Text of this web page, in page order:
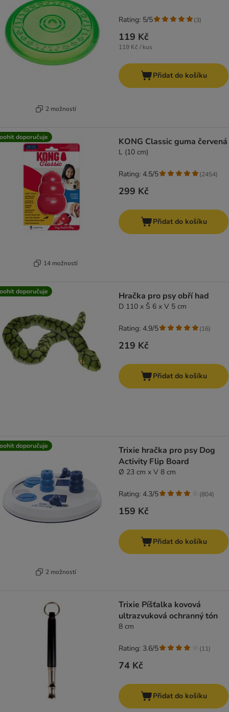
2 možností
119 Kč
119 Kč / kus
Rating: 5/5 (3)
Přidat do košíku
doporučuje
14 možností
KONG Classic guma červená
L (10 cm)
299 Kč
Rating: 4.5/5 (2454)
Přidat do košíku
doporučuje Hračka pro psy obří had
D 110 x Š 6 x V 5 cm
219 Kč
Rating: 4.9/5 (16)
Přidat do košíku
doporučuje
2 možností
Trixie hračka pro psy Dog
Activity Flip Board
Ø 23 cm x V 8 cm
159 Kč
Rating: 4.3/5 (804)
Přidat do košíku
Trixie Píšťalka kovová
ultrazvuková ochranný tón
8 cm
74 Kč
Rating: 3.6/5 (11)
Přidat do košíku